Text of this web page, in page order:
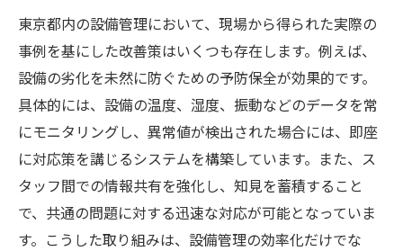
東京都内の設備管理において、現場から得られた実際の
事例を基にした改善策はいくつも存在します。例えば、
設備の劣化を未然に防ぐための予防保全が効果的です。
具体的には、設備の温度、湿度、振動などのデータを常
にモニタリングし、異常値が検出された場合には、即座
に対応策を講じるシステムを構築しています。また、ス
タッフ間での情報共有を強化し、知見を蓄積すること
で、共通の問題に対する迅速な対応が可能となっていま
す。こうした取り組みは、設備管理の効率化だけでな